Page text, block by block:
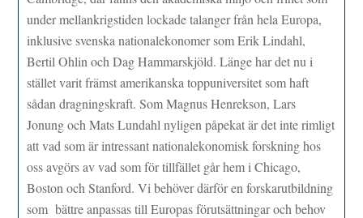
under mellankrigstiden lockade talanger från hela Europa,
inklusive svenska nationalekonomer som Erik Lindahl,
Bertil Ohlin och Dag Hammarskjöld. Länge har det nu i
stället varit främst amerikanska toppuniversitet som haft
sådan dragningskraft. Som Magnus Henrekson, Lars
Jonung och Mats Lundahl nyligen påpekat är det inte rimligt
att vad som är intressant nationalekonomisk forskning hos
oss avgörs av vad som för tillfället går hem i Chicago,
Boston och Stanford. Vi behöver därför en forskarutbildning
som bättre anpassas till Europas förutsättningar och behov